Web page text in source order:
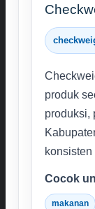
produk
produksi,
Cocok
makanan